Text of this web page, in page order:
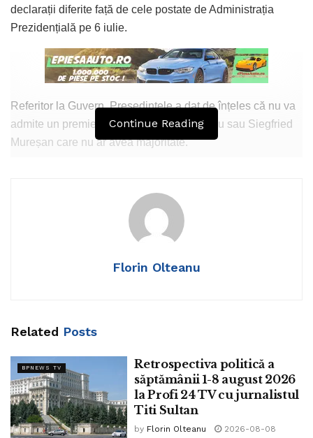
declarații diferite față de cele postate de Administrația
Prezidențială pe 6 iulie.
Referitor la Guvern, Președintele a dat de înțeles că nu va
admite un premier precum Sorin Grindeanu sau Siegfried
Mureșan care nu ar avea majoritate.
Continue Reading
Florin Olteanu
Related Posts
BPNEWS TV
Retrospectiva politică a
săptămânii 1-8 august 2026
la Profi 24 TV cu jurnalistul
Titi Sultan
by Florin Olteanu 2026-08-08